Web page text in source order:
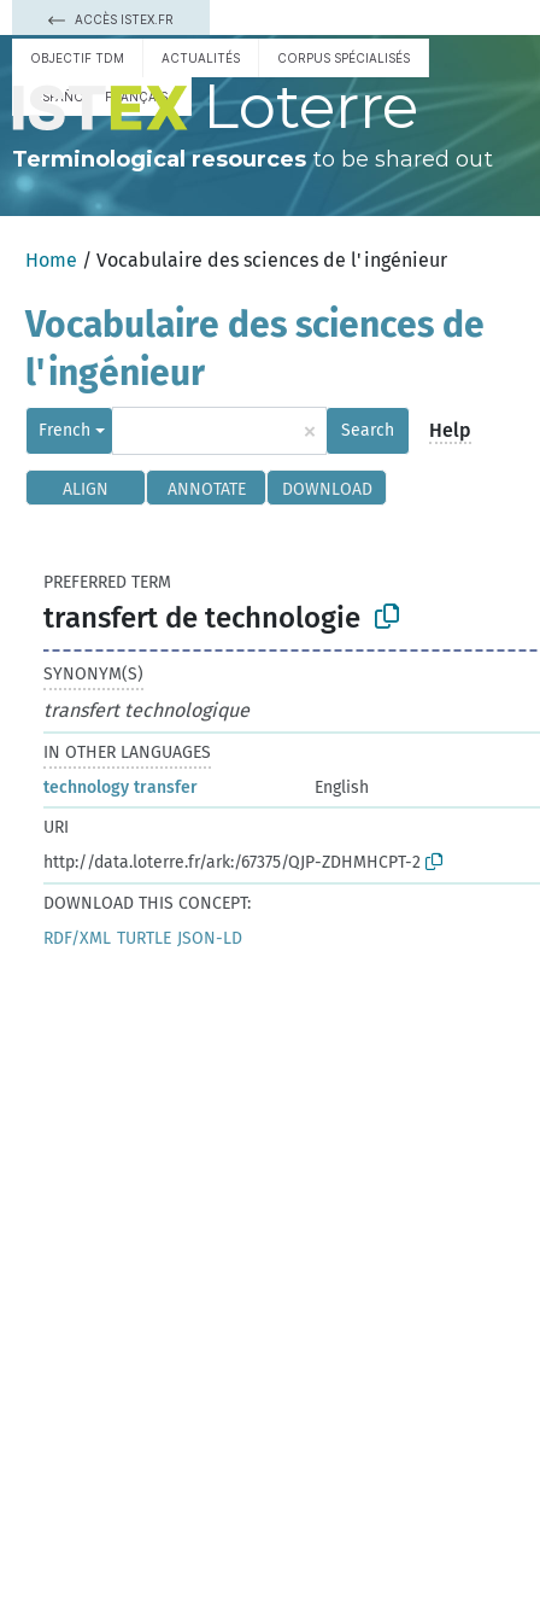
ACCÈS ISTEX.FR
OBJECTIF TDM ACTUALITÉS CORPUS SPÉCIALISÉS
ESPAÑOL FRANÇAIS Loterre
Terminological resourcesto be shared out
Home / Vocabulaire des sciences de l'ingénieur
Vocabulaire des sciences de
l'ingénieur
French × Search Help
ALIGN ANNOTATE DOWNLOAD
PREFERRED TERM
transfert de technologie
SYNONYM(S)
transfert technologique
IN OTHER LANGUAGES
technology transfer
English
URI
http://data.loterre.fr/ark:/67375/QJP-ZDHMHCPT-2
DOWNLOAD THIS CONCEPT:
RDF/XML TURTLE JSON-LD